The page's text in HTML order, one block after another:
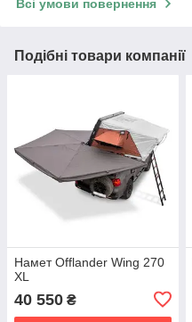
Всі умови повернення
Подібні товари компанії
Намет Offlander Wing 270
XL
40 550 ₴